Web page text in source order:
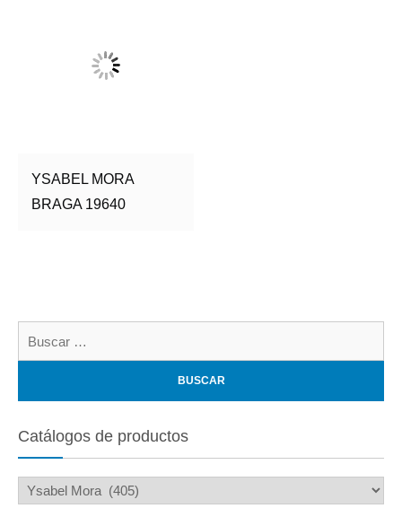
YSABEL MORA
BRAGA 19640
Catálogos de productos